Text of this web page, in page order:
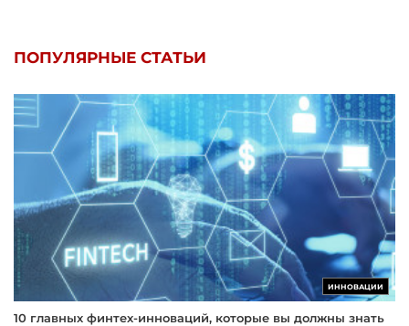
ПОПУЛЯРНЫЕ СТАТЬИ
ИННОВАЦИИ
10 главных финтех-инноваций, которые вы должны знать